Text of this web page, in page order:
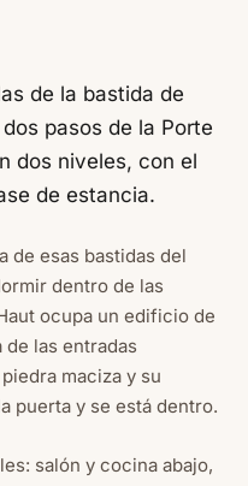
de la bastida de
pasos de la Porte
dos niveles, con el
de estancia.
de esas bastidas del
dentro de las
ocupa un edificio de
las entradas
maciza y su
puerta y se está dentro.
salón y cocina abajo,